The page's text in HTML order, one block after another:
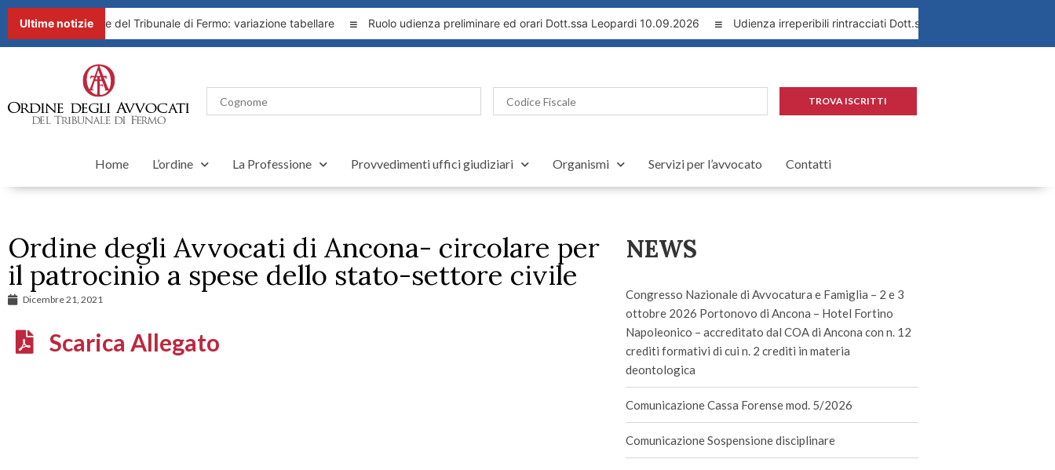
Ultime notizie
del Presidente del Tribunale di Fermo: variazione tabellare Ruolo udienza preliminare ed orari Dott.ssa Leopardi 10.09.2026 Udienza irreperibili rintracciati Dott.ssa Leopardi 1.09.2026
TROVA ISCRITTI
Home L’ordine La Professione Provvedimenti uffici giudiziari Organismi Servizi per l’avvocato Contatti
Ordine degli Avvocati di Ancona- circolare per
il patrocinio a spese dello stato-settore civile
Dicembre 21, 2021
Scarica Allegato
NEWS
Congresso Nazionale di Avvocatura e Famiglia – 2 e 3
ottobre 2026 Portonovo di Ancona – Hotel Fortino
Napoleonico – accreditato dal COA di Ancona con n. 12
crediti formativi di cui n. 2 crediti in materia
deontologica
Comunicazione Cassa Forense mod. 5/2026
Comunicazione Sospensione disciplinare